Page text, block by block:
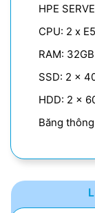
HPE
CPU: 2 x
RAM:
SSD: 2 x
HDD: 2 x
Băng